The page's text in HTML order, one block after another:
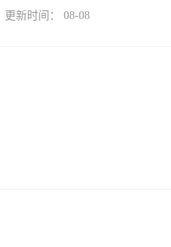
更新时间： 08-08